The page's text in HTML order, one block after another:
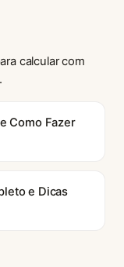
calcular com
Como Fazer
e Dicas